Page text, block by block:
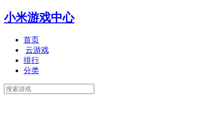
小米游戏中心
首页
云游戏
排行
分类